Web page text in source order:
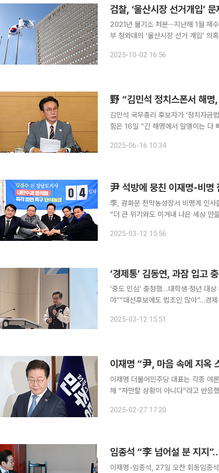
검찰, ‘울산시장 선거개입’
2021년 불기소 처분⋯지난해 1월 재수사대법
부 청와대의 ‘울산시장 선거 개입’ 의
“조국 전 민정수석, 임종석 전 비서실
2025-10-02 16:56
野 “김민석 정치스폰서 해명
김민석 국무총리 후보자가 ‘정치자금
힘은 16일 “긴 해명에서 알맹이는 다 빠졌다”며 압박
요구한 것 아냐 △아들 ‘입법 스펙’은
2025-06-16 10:34
尹 석방에 뭉친 이재명-비명
李, 광화문 천막농성장서 비명계 인사
“더 큰 위기와도 이겨내 나은 세상 만
석열 대통령에 대한 즉각 파면을 한목
2025-03-12 15:56
‘경제통’ 김동연, 과잠 입고
‘중도 민심’ 충청행…대학생·청년 대
야”“대선후보에도 법조인 많아”…경제통 이
대 학생들 앞에 섰다. 그의 가슴팍에
2025-03-12 15:51
이재명 “尹, 마음 속에 지옥
이재명 더불어민주당 대표는 각종 여
해 “자만할 상황이 아니다”라고 반응
선에서 이길 수 있다고 자신하냐’는
2025-02-27 17:20
임종석 “李 넘어설 분 지지
이재명-임종석, 27일 오찬 회동임종